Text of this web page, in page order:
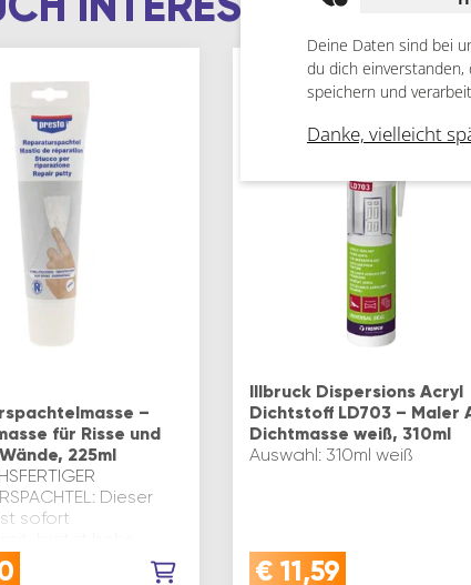
–
für Risse und
225ml
Dieser
sofort
eignet sich ideal
von Rissen und
Illbruck Dispersions Acryl
Dichtstoff LD703 – Maler
Dichtmasse weiß, 310ml
Auswahl: 310ml weiß
€ 11,59
Deine Daten sind bei
du dich
speichern und
Danke, vielleicht